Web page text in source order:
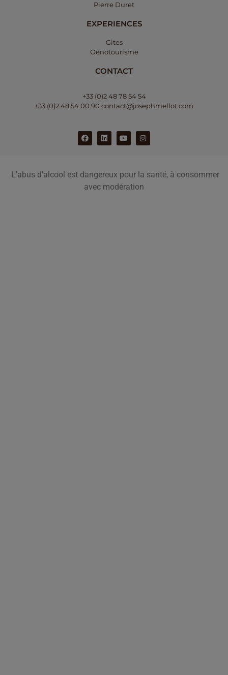
Pierre Duret
EXPERIENCES
Gites
Oenotourisme
CONTACT
+33 (0)2 48 78 54 54
+33 (0)2 48 54 00 90 contact@josephmellot.com
L’abus d’alcool est dangereux pour la santé, à consommer
avec modération